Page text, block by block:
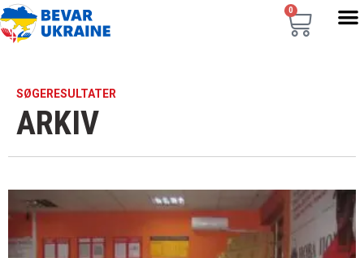
0
SØGERESULTATER
ARKIV